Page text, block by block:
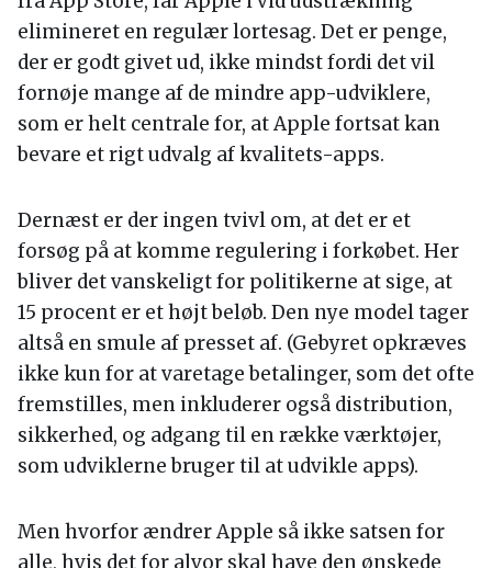
elimineret en regulær lortesag. Det er penge,
der er godt givet ud, ikke mindst fordi det vil
fornøje mange af de mindre app-udviklere,
som er helt centrale for, at Apple fortsat kan
bevare et rigt udvalg af kvalitets-apps.
Dernæst er der ingen tvivl om, at det er et
forsøg på at komme regulering i forkøbet. Her
bliver det vanskeligt for politikerne at sige, at
15 procent er et højt beløb. Den nye model tager
altså en smule af presset af. (Gebyret opkræves
ikke kun for at varetage betalinger, som det ofte
fremstilles, men inkluderer også distribution,
sikkerhed, og adgang til en række værktøjer,
som udviklerne bruger til at udvikle apps).
Men hvorfor ændrer Apple så ikke satsen for
alle, hvis det for alvor skal have den ønskede